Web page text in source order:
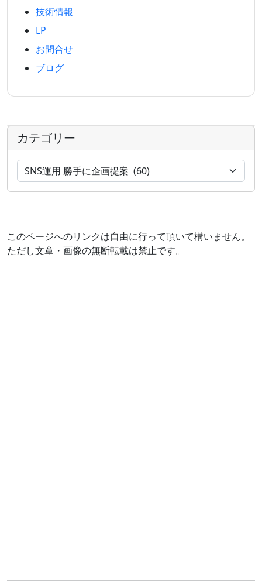
技術情報
LP
お問合せ
ブログ
カテゴリー
このページへのリンクは自由に行って頂いて構いません。
ただし文章・画像の無断転載は禁止です。